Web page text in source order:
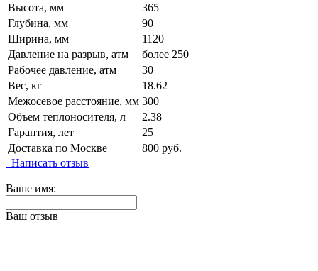
Высота, мм
365
Глубина, мм
90
Ширина, мм
1120
Давление на разрыв, атм
более 250
Рабочее давление, атм
30
Вес, кг
18.62
Межосевое расстояние, мм 300
Объем теплоносителя, л
2.38
Гарантия, лет
25
Доставка по Москве
800 руб.
Написать отзыв
Ваше имя:
Ваш отзыв